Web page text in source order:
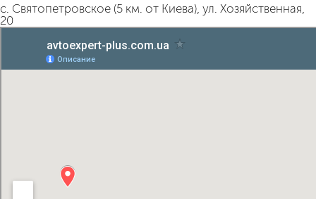
с. Святопетровское (5 км. от Киева), ул. Хозяйственная,
20